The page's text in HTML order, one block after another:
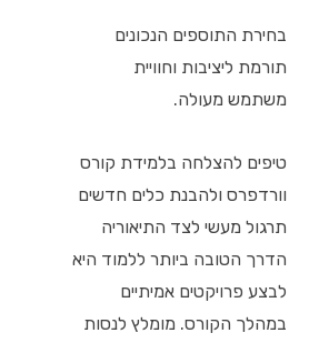
בחירת התוספים הנכונים
תורמת ליציבות וחוויית
משתמש מעולה.
טיפים להצלחה בלמידת קורס
וורדפרס ולהבנת כלים חדשים
תרגול מעשי לצד התיאוריה
הדרך הטובה ביותר ללמוד היא
לבצע פרויקטים אמיתיים
במהלך הקורס. מומלץ לנסות